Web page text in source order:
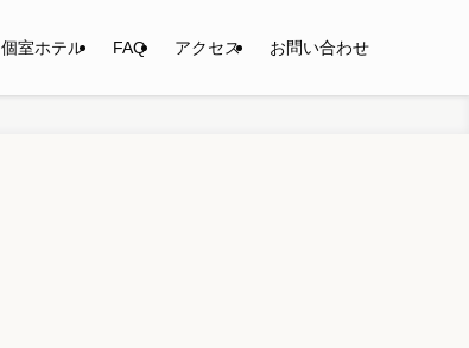
個室ホテル FAQ アクセス お問い合わせ